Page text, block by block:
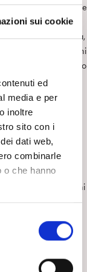
sui cookie
ed
media e per
inoltre
sito con i
dati web,
combinarle
o che hanno
costringe il dottore
influenzato dalle
e, per la prima volta,
caratterizzata dai toni
nelle altre puntate uno
cui
stabilire se la luce,
distraente. È vero
più oscuri…
considerarlo
paziente dei giorni
rapidità, che ci offre
riflessione e alla
toccare le giuste
che uno
E’